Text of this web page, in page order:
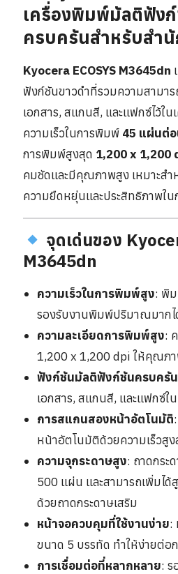
เครื่องพิมพ์มัลติฟัง
ครบครันสำหรับสำ
Kyocera ECOSYS M3645dn
ฟังก์ชันขาวดำที่รวมความสามา
เอกสาร, สแกนสี, และแฟกซ์ไว้ใน
ความเร็วในการพิมพ์ 45 แผ่นต่
การพิมพ์สูงสุด 1,200 x 1,200
คมชัดและมีคุณภาพสูง เหมาะส
ความยืดหยุ่นและประสิทธิภาพใน
จุดเด่นของ
M3645dn
ความเร็วในการพิมพ์สูง: พิ
รองรับงานพิมพ์ปริมาณมากไ
ความละเอียดการพิมพ์สูง:
1,200 x 1,200 dpi ให้คุณภ
ฟังก์ชันมัลติฟังก์ชันครบครัน
เอกสาร, สแกนสี, และแฟกซ์ใน
การสแกนสองหน้าอัตโนมัติ
หน้าอัตโนมัติด้วยความเร็วสู
ความจุกระดาษสูง: ถาดกระ
500 แผ่น และสามารถเพิ่มไ
ด้วยถาดกระดาษเสริม
หน้าจอควบคุมที่ใช้งานง่าย:
ขนาด 5 บรรทัด ทำให้ง่ายต่อ
การเชื่อมต่อที่หลากหลาย: ร